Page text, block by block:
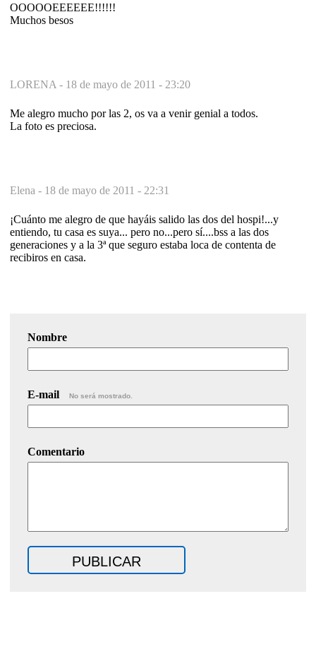
OOOOOEEEEEE!!!!!!
Muchos besos
LORENA - 18 de mayo de 2011 - 23:20
Me alegro mucho por las 2, os va a venir genial a todos.
La foto es preciosa.
Elena - 18 de mayo de 2011 - 22:31
¡Cuánto me alegro de que hayáis salido las dos del hospi!...y
entiendo, tu casa es suya... pero no...pero sí....bss a las dos
generaciones y a la 3ª que seguro estaba loca de contenta de
recibiros en casa.
Nombre
E-mail No será mostrado.
Comentario